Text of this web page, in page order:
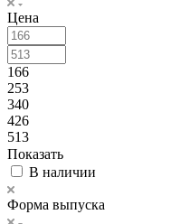
Цена
166
253
340
426
513
Показать
В наличии
Форма выпуска